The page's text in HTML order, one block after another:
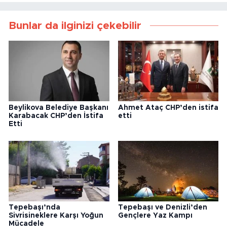
Bunlar da ilginizi çekebilir
Beylikova Belediye Başkanı
Karabacak CHP’den İstifa
Etti
Ahmet Ataç CHP’den istifa
etti
Tepebaşı’nda
Sivrisineklere Karşı Yoğun
Mücadele
Tepebaşı ve Denizli’den
Gençlere Yaz Kampı